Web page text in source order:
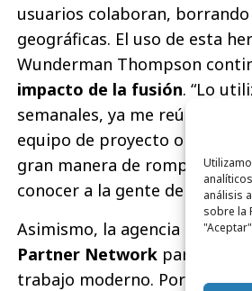
análisis
sobre la
usuarios colaboran,
geográficas. El uso de esta
Wunderman Thompson
impacto de la fusión. “Lo
semanales, ya me reúna con
equipo de proyecto o
gran manera de romper los
conocer a la gente de la
Asimismo, la agencia está
Partner Network para
trabajo moderno. Por